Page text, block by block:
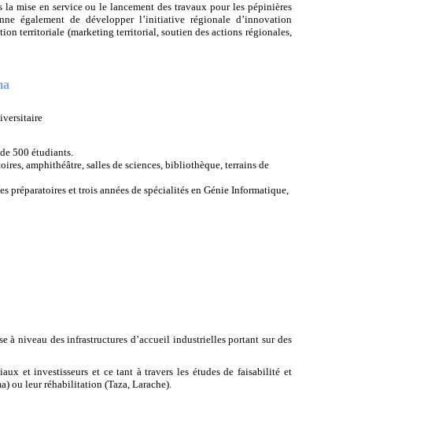
mise en service ou le lancement des travaux pour les pépinières
également de développer l’initiative régionale d’innovation
territoriale (marketing territorial, soutien des actions régionales,
500 étudiants.
amphithéâtre, salles de sciences, bibliothèque, terrains de
préparatoires et trois années de spécialités en Génie Informatique,
à niveau des infrastructures d’accueil industrielles portant sur des
et investisseurs et ce tant à travers les études de faisabilité et
ou leur réhabilitation (Taza, Larache).